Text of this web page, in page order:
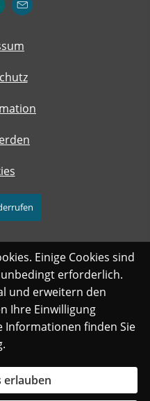
Einige Cookies sind
erforderlich.
und erweitern den
Ihre Einwilligung
Informationen finden Sie
.
erlauben